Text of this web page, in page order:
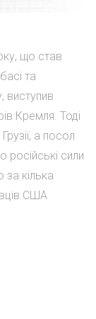
що став
та
виступив
Кремля. Тоді
а посол
сили
кілька
США